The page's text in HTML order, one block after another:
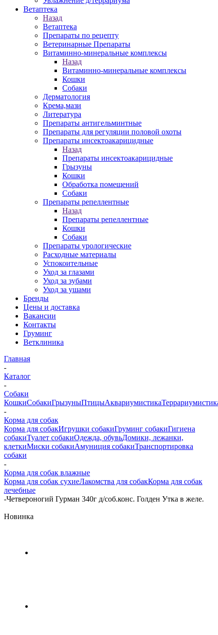
Ветаптека
Назад
Ветаптека
Препараты по рецепту
Ветеринарные Препараты
Витаминно-минеральные комплексы
Назад
Витаминно-минеральные комплексы
Кошки
Собаки
Дерматология
Крема,мази
Литература
Препараты антигельминтные
Препараты для регуляции половой охоты
Препараты инсектоакарицидные
Назад
Препараты инсектоакарицидные
Грызуны
Кошки
Обработка помещений
Собаки
Препараты репеллентные
Назад
Препараты репеллентные
Кошки
Собаки
Препараты урологические
Расходные материалы
Успокоительные
Уход за глазами
Уход за зубами
Уход за ушами
Бренды
Цены и доставка
Вакансии
Контакты
Груминг
Ветклиника
Главная
-
Каталог
-
Собаки
КошкиСобакиГрызуныПтицыАквариумистика
-
Корма для собак
Корма для собакИгрушки собакиГруминг собакиГигиена
собакиТуалет собакиОдежда, обувьДомики, лежанки,
клеткиМиски собакиАмуниция собакиТранспортировка
собаки
-
Корма для собак влажные
Корма для собак сухиеЛакомства для собакКорма для собак
лечебные
-Четвероногий Гурман 340г д/соб.конс. Голден Утка в желе.
Новинка